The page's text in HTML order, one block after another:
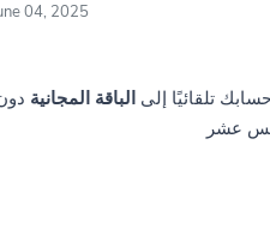
04, 2025
تلقائيًا إلى الباقة المجانية